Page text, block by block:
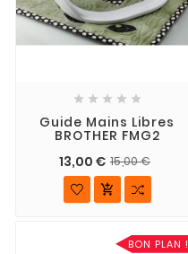
    
Guide Mains Libres
BROTHER FMG2
13,00 € 15,00 €

BON PLAN !